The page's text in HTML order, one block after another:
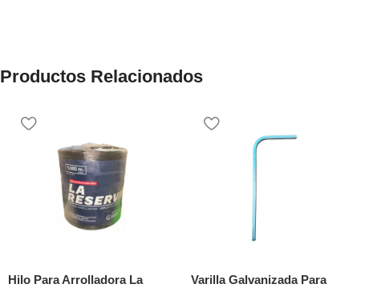
Productos Relacionados
Hilo Para Arrolladora La
Varilla Galvanizada Para